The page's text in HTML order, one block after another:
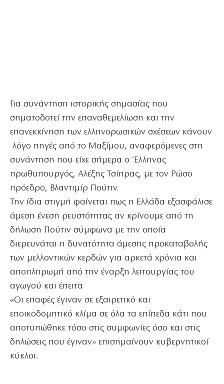
Για συνάντηση ιστορικής σημασίας που
σηματοδοτεί την επαναθεμελίωση και την
επανεκκίνηση των ελληνορωσικών σχέσεων κάνουν
λόγο πηγές από το Μαξίμου, αναφερόμενες στη
συνάντηση που είχε σήμερα ο Έλληνας
πρωθυπουργός, Αλέξης Τσίπρας, με τον Ρώσο
πρόεδρο, Βλαντιμίρ Πούτιν.
Την ίδια στιγμή φαίνεται πως η Ελλάδα εξασφάλισε
άμεση ένεση ρευστότητας αν κρίνουμε από τη
δήλωση Πούτιν σύμφωνα με την οποία
διερευνάται η δυνατότητα άμεσης προκαταβολής
των μελλοντικών κερδών για αρκετά χρόνια και
αποπληρωμή από την έναρξη λειτουργίας του
αγωγού και έπειτα
«Οι επαφές έγιναν σε εξαιρετικό και
εποικοδομητικό κλίμα σε όλα τα επίπεδα κάτι που
αποτυπώθηκε τόσο στις συμφωνίες όσο και στις
δηλώσεις που έγιναν» επισημαίνουν κυβερνητικοί
κύκλοι.